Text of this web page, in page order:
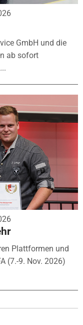
GmbH und die
ab sofort
Plattformen und
(7.-9. Nov. 2026)